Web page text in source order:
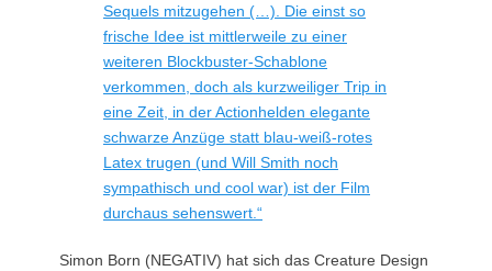
Sequels mitzugehen (…). Die einst so
frische Idee ist mittlerweile zu einer
weiteren Blockbuster-Schablone
verkommen, doch als kurzweiliger Trip in
eine Zeit, in der Actionhelden elegante
schwarze Anzüge statt blau-weiß-rotes
Latex trugen (und Will Smith noch
sympathisch und cool war) ist der Film
durchaus sehenswert.“
Simon Born (NEGATIV) hat sich das Creature Design